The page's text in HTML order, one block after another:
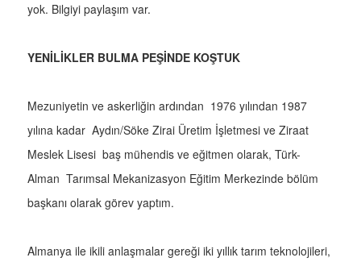
yok. Bilgiyi paylaşım var.
YENİLİKLER BULMA PEŞİNDE KOŞTUK
Mezuniyetin ve askerliğin ardından 1976 yılından 1987
yılına kadar Aydın/Söke Zirai Üretim İşletmesi ve Ziraat
Meslek Lisesi baş mühendis ve eğitmen olarak, Türk-
Alman Tarımsal Mekanizasyon Eğitim Merkezinde bölüm
başkanı olarak görev yaptım.
Almanya ile ikili anlaşmalar gereği iki yıllık tarım teknolojileri,